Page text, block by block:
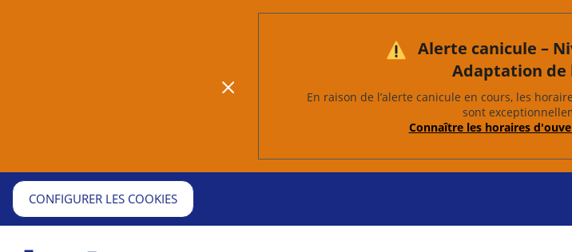
Alerte canicule –
Adaptation de
En raison de l’alerte canicule en cours, les
sont
Connaître les horaires
CONFIGURER LES COOKIES